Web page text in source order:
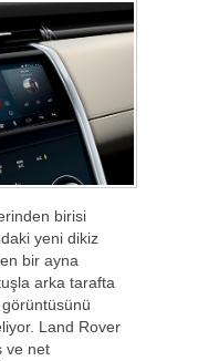
birisi
yeni dikiz
bir ayna
arka tarafta
görüntüsünü
Land Rover
ve net